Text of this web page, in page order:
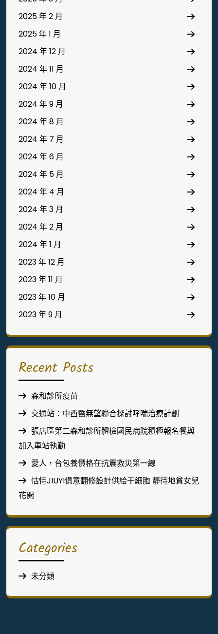
2025 年 2 月
2025 年 1 月
2024 年 12 月
2024 年 11 月
2024 年 10 月
2024 年 9 月
2024 年 8 月
2024 年 7 月
2024 年 6 月
2024 年 5 月
2024 年 4 月
2024 年 3 月
2024 年 2 月
2024 年 1 月
2023 年 12 月
2023 年 11 月
2023 年 10 月
2023 年 9 月
Recent Posts
森和診所疫苗
交通站：中西醫無望聯合探討哮喘治療計劃
張店區第二森和診所體檢國民病院積極報名餐與
加入車站執勤
愛人，台包養價格在抗震救災第一線
怙恃JIUYI俱意翻修設計供給干細胞 靜待地貧女兒
花開
Categories
未分類